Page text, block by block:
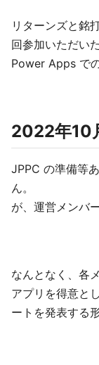
リターンズと銘
回参加いただい
Power Apps で
2022年10
JPPC の準備等
ん。
が、運営メンバ
なんとなく、各
アプリを得意と
ートを発表する